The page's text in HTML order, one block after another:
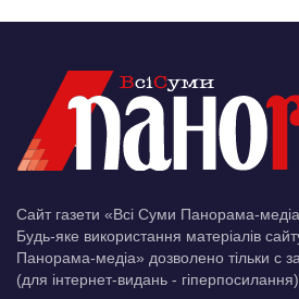
Сайт газети «Всі Суми Панорама-
Будь-яке використання матеріалів
Панорама-медіа» дозволено тільки c
(для інтернет-видань -